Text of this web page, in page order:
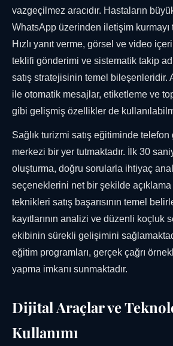
vazgeçilmez aracıdır. Hastaların
WhatsApp üzerinden iletişim kurmayı
Hızlı yanıt verme, görsel ve video
teklifi gönderimi ve sistematik takip
satış stratejisinin temel bileşenleridir.
ile otomatik mesajlar, etiketleme ve
gibi gelişmiş özellikler de
Sağlık turizmi satış eğitiminde
merkezi bir yer tutmaktadır. İlk 30
oluşturma, doğru sorularla ihtiyaç
seçeneklerini net bir şekilde açıklama
teknikleri satış başarısının temel
kayıtlarının analizi ve düzenli koçluk
ekibinin sürekli gelişimini
eğitim programları, gerçek çağrı
yapma imkanı sunmaktadır.
Dijital Araçlar ve
Kullanımı